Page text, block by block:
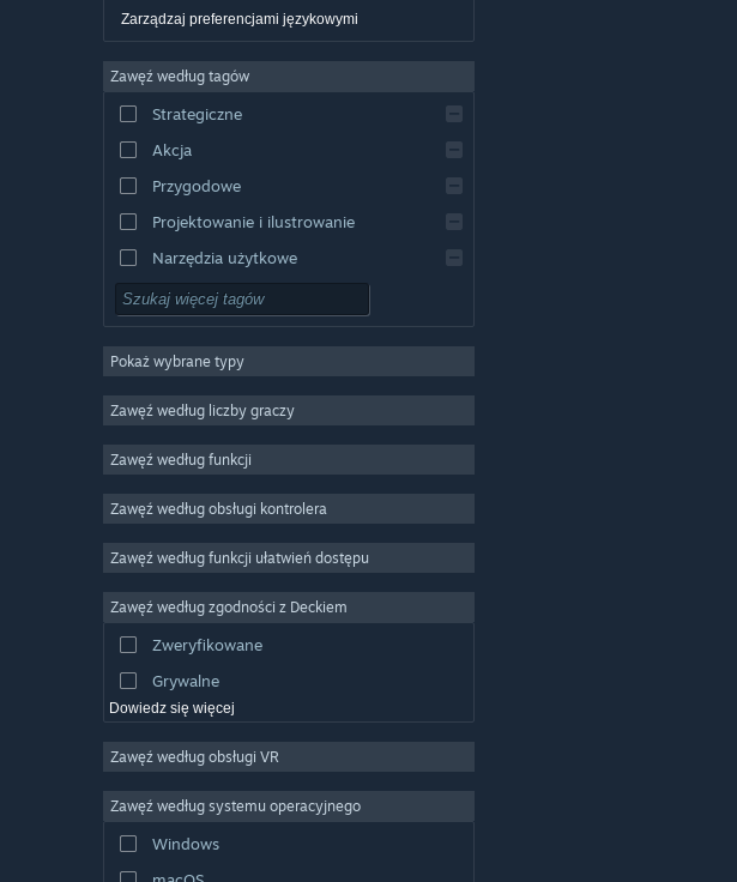
Zarządzaj preferencjami językowymi
Zawęź według tagów
Strategiczne
Akcja
Przygodowe
Projektowanie i ilustrowanie
Narzędzia użytkowe
Free to Play
MMO
Niezależne
Rekreacyjne
Symulatory
Obróbka filmów
Obróbka zdjęć
Pokaż wybrane typy
Zawęź według liczby graczy
Zawęź według funkcji
Zawęź według obsługi kontrolera
Zawęź według funkcji ułatwień dostępu
Zawęź według zgodności z Deckiem
Zweryfikowane
Grywalne
Dowiedz się więcej
Zawęź według obsługi VR
Zawęź według systemu operacyjnego
Windows